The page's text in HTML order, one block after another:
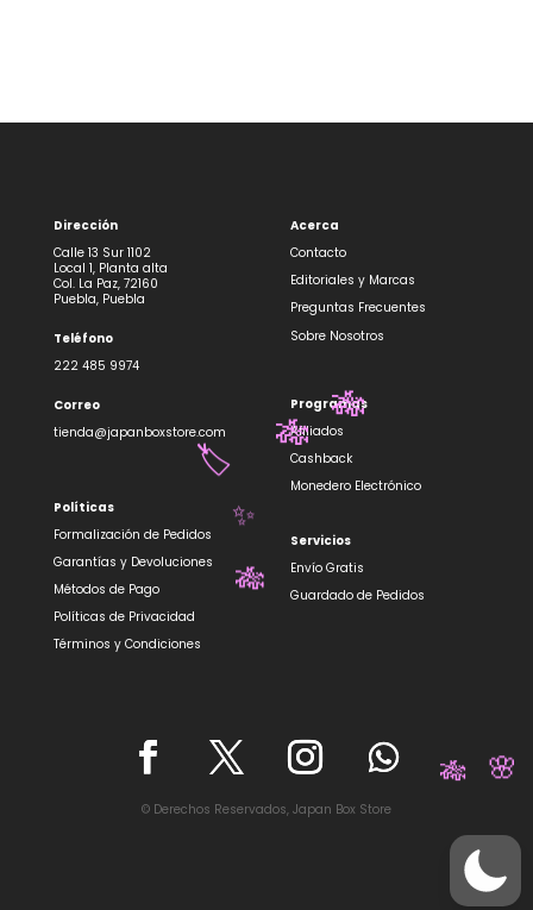
Dirección
Calle 13 Sur 1102
Local 1, Planta alta
Col. La Paz, 72160
Puebla, Puebla
Teléfono
222 485 9974
Correo
tienda@japanboxstore.com
Políticas
Formalización de Pedidos
Garantías y Devoluciones
Métodos de Pago
Políticas de Privacidad
Términos y Condiciones
Acerca
Contacto
Editoriales y Marcas
Preguntas Frecuentes
Sobre Nosotros
Programas
Afiliados
Cashback
Monedero Electrónico
Servicios
Envío Gratis
Guardado de Pedidos
© Derechos Reservados, Japan Box Store
🏷️
🎋
✨
🎋
🎋